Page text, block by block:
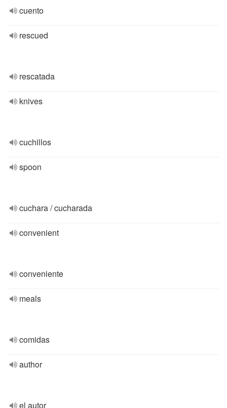
cuento
rescued
rescatada
knives
cuchillos
spoon
cuchara / cucharada
convenient
conveniente
meals
comidas
author
el autor